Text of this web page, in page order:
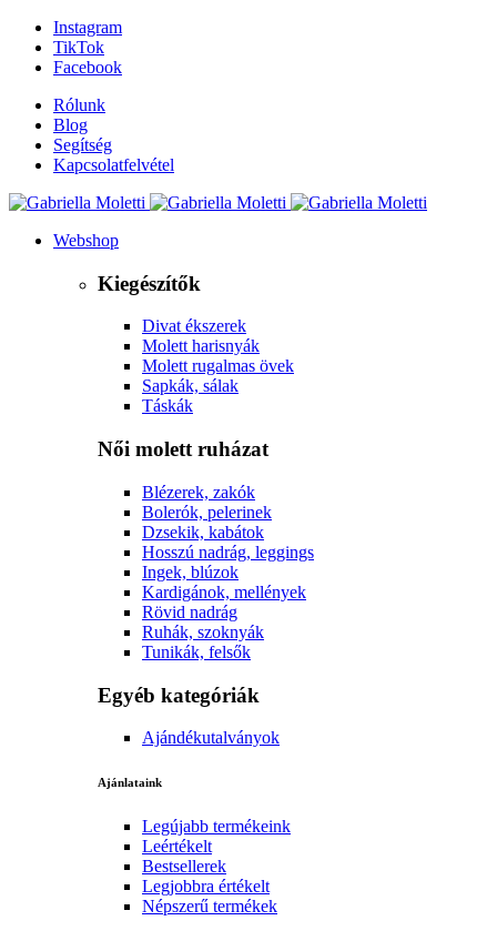
Instagram
TikTok
Facebook
Rólunk
Blog
Segítség
Kapcsolatfelvétel
Webshop
Kiegészítők
Divat ékszerek
Molett harisnyák
Molett rugalmas övek
Sapkák, sálak
Táskák
Női molett ruházat
Blézerek, zakók
Bolerók, pelerinek
Dzsekik, kabátok
Hosszú nadrág, leggings
Ingek, blúzok
Kardigánok, mellények
Rövid nadrág
Ruhák, szoknyák
Tunikák, felsők
Egyéb kategóriák
Ajándékutalványok
Ajánlataink
Legújabb termékeink
Leértékelt
Bestsellerek
Legjobbra értékelt
Népszerű termékek